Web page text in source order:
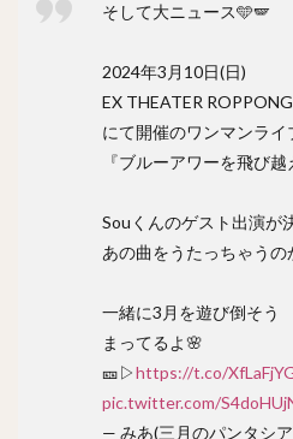
そして大ニュース🩵🪽
2024年3月10日(日)
EX THEATER
にて開催のワンマンライ
『ブルーアワーを飛び越
Souくんのゲスト出演が
あの曲をうたっちゃうの
一緒に3月を遊び倒そう
まってるよ🌸
🎫▷https://t.co/
pic.twitter.com/
— みあ(三月のパンタシ